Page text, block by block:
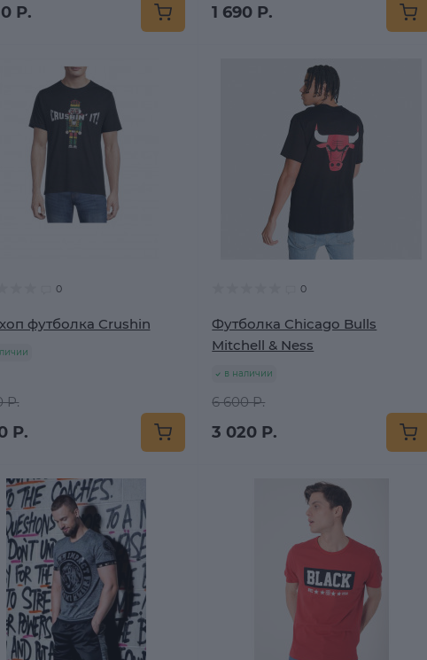
Р. 1 690 Р.
0
футболка Crushin
Р.
Р.
0
Футболка Chicago Bulls
Mitchell & Ness
в наличии
6 600 Р.
3 020 Р.